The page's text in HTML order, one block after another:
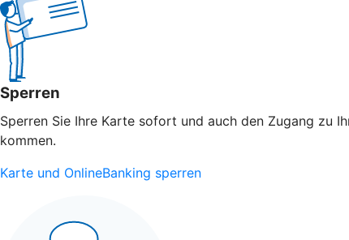
Sperren
Sperren Sie Ihre Karte sofort und auch den Zugang zu
kommen.
Karte und OnlineBanking sperren